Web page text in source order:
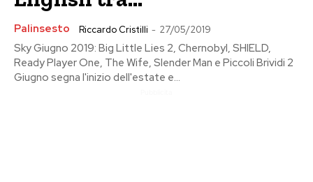
Palinsesto Riccardo Cristilli - 27/05/2019
Sky Giugno 2019: Big Little Lies 2, Chernobyl, SHIELD,
Ready Player One, The Wife, Slender Man e Piccoli Brividi 2
Giugno segna l'inizio dell'estate e...